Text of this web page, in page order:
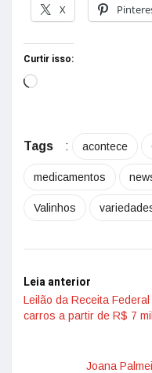
X
Curtir isso:
Tags : acontece
medicamentos
Valinhos
Leia anterior
Leilão da Receita
carros a partir de R$ 7 mil
Joana